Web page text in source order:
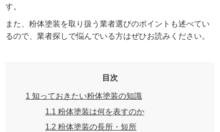
す。
また、粉体塗装を取り扱う業者選びのポイントも述べてい
るので、業者探しで悩んでいる方はぜひお読みください。
目次
1 知っておきたい粉体塗装の知識
1.1 粉体塗装は何を表すのか
1.2 粉体塗装の長所・短所